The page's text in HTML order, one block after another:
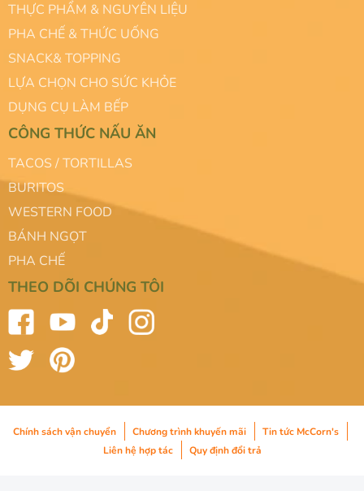
THỰC PHẨM & NGUYÊN LIỆU
PHA CHẾ & THỨC UỐNG
SNACK& TOPPING
LỰA CHỌN CHO SỨC KHỎE
DỤNG CỤ LÀM BẾP
CÔNG THỨC NẤU ĂN
TACOS / TORTILLAS
BURITOS
WESTERN FOOD
BÁNH NGỌT
PHA CHẾ
THEO DÕI CHÚNG TÔI
Chính sách vận chuyển Chương trình khuyến mãi
Tin tức McCorn's
Liên hệ hợp tác
Quy định đổi trả